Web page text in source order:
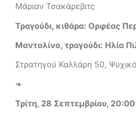
Μάριαν Τσακάρεβιτς
Τραγούδι, κιθάρα: Ορφέας
Μαντολίνο, τραγούδι: Ηλία
Στρατηγού Καλλάρη 50,
❧
Τρίτη, 28 Σεπτεμβρίου, 20:00